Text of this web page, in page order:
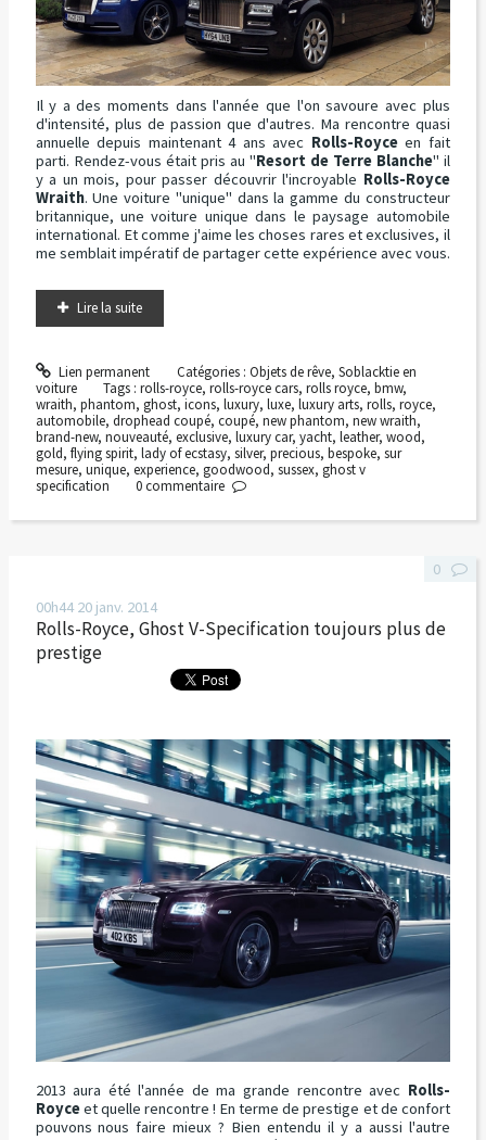
Il y a des moments dans l'année que l'on savoure avec plus
d'intensité, plus de passion que d'autres. Ma rencontre quasi
annuelle depuis maintenant 4 ans avec Rolls-Royceen fait
parti. Rendez-vous était pris au "Resort de Terre Blanche" il
y a un mois, pour passer découvrir l'incroyable Rolls-Royce
Wraith. Une voiture "unique" dans la gamme du constructeur
britannique, une voiture unique dans le paysage automobile
international. Et comme j'aime les choses rares et exclusives, il
me semblait impératif de partager cette expérience avec vous.
Lire la suite
Lien permanent Catégories : Objets de rêve, Soblacktie en
voiture
Tags :rolls-royce,rolls-royce cars,rolls royce,bmw,
wraith, phantom, ghost, icons, luxury, luxe, luxury arts, rolls, royce,
automobile, drophead coupé, coupé, new phantom, new wraith,
brand-new, nouveauté, exclusive, luxury car, yacht, leather, wood,
gold, flying spirit, lady of ecstasy, silver, precious, bespoke, sur
mesure, unique, experience, goodwood, sussex, ghost v
specification
0commentaire
00h44 20 janv. 2014
Rolls-Royce, Ghost V-Specification toujours plus de
prestige
2013 aura été l'année de ma grande rencontre avec Rolls-
Royceet quelle rencontre ! En terme de prestige et de confort
pouvons nous faire mieux ? Bien entendu il y a aussi l'autre
0